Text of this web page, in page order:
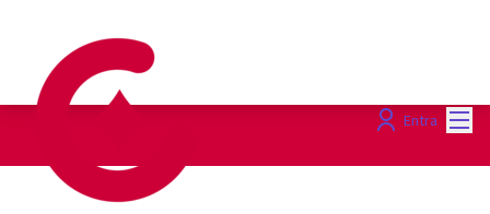
Entra